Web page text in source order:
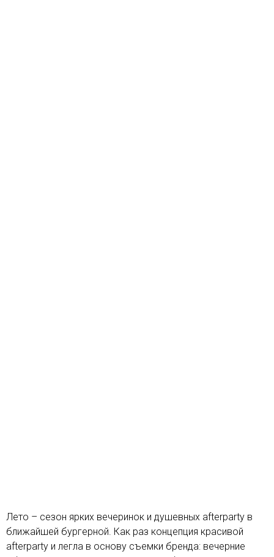
Лето – сезон ярких вечеринок и душевных afterparty в
ближайшей бургерной. Как раз концепция красивой
afterparty и легла в основу съемки бренда: вечерние